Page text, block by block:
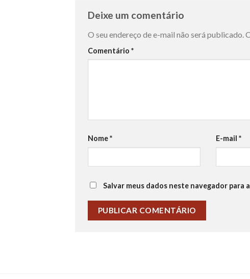
Deixe um comentário
O seu endereço de e-mail não será publicado.
Comentário *
Nome* E-mail *
Salvar meus dados neste navegador para